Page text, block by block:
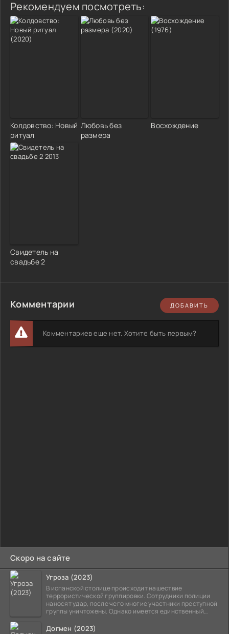
Скоро на сайте
Угроза (2023)
В испанской столице происходит нашествие
террористической группировки. Сотрудники полиции
наносят удар, после чего многие участники преступной
группы уничтожены. Однако имеется единственный
Догмен (2023)
Рекомендуем посмотреть:
Колдовство: Новый
ритуал
Любовь без
размера
Восхождение
Свидетель на
свадьбе 2
Комментарии ДОБАВИТЬ
Комментариев еще нет. Хотите быть первым?